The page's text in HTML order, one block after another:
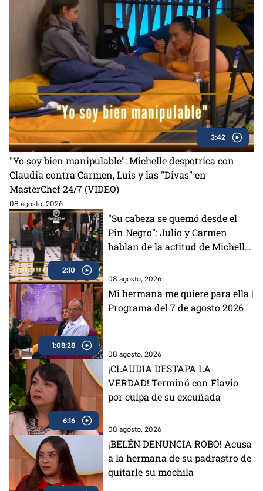
3:42
"Yo soy bien manipulable": Michelle despotrica con
Claudia contra Carmen, Luis y las "Divas" en
MasterChef 24/7 (VIDEO)
08 agosto, 2026
2:10
"Su cabeza se quemó desde el
Pin Negro": Julio y Carmen
hablan de la actitud de Michelle
08 agosto, 2026
1:08:28
Mi hermana me quiere para ella |
Programa del 7 de agosto 2026
08 agosto, 2026
6:16
¡CLAUDIA DESTAPA LA
VERDAD! Terminó con Flavio
por culpa de su excuñada
08 agosto, 2026
¡BELÉN DENUNCIA ROBO! Acusa
a la hermana de su padrastro de
quitarle su mochila